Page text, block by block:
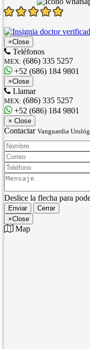
×Close
Teléfonos
MEX: (686) 335 5257
+52 (686) 184 9801
×Close
Llamar
MEX: (686) 335 5257
+52 (686) 184 9801
× Close
Contactar Vanguardia
Nombre:
Correo:
Teléfono:
Mensaje:
Deslice la flecha para
Enviar
Cerrar
×Close
Map